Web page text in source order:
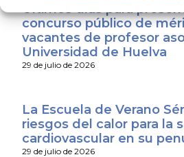
Últimos días para
concurso público de
vacantes de profesor
Universidad de Huelva
29 de julio de 2026
La Escuela de Verano
riesgos del calor para la
cardiovascular en su
29 de julio de 2026